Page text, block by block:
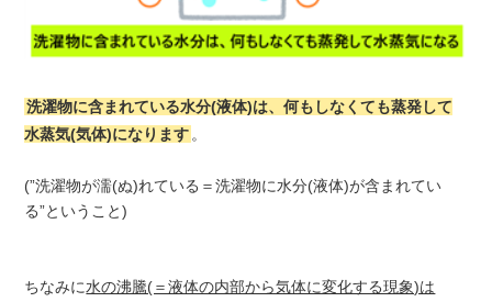
洗濯物に含まれている水分(液体)は、何もしなくても蒸発して
水蒸気(気体)になります。
(”洗濯物が濡(ぬ)れている＝洗濯物に水分(液体)が含まれてい
る”ということ)
ちなみに水の沸騰(＝液体の内部から気体に変化する現象)は